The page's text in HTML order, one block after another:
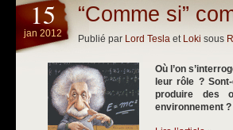
15
jan 2012
“Comme si”
Publié par Lord Tesla et Loki sous
Où l’on
leur rôle ?
produire des
environnement ?